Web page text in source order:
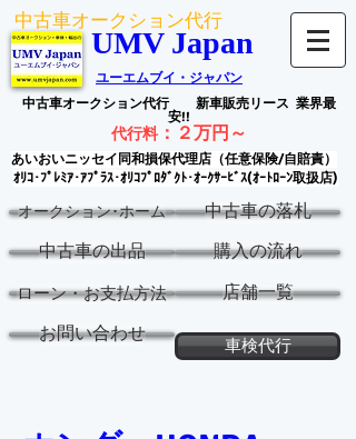
中古車オークション代行
UMV Japan
ユーエムブイ・ジャパン
中古車オークション代行 新車販売リース 業界最
安!!
代行料： ２万円～
あいおいニッセイ同和損保代理店（任意保険/自賠責）
ｵﾘｺ･ﾌﾟﾚﾐｱ･ｱﾌﾟﾗｽ･ｵﾘｺﾌﾟﾛﾀﾞｸﾄ･ｵｰｸｻｰﾋﾞｽ(ｵｰﾄﾛｰﾝ取扱店)
オークション･ホーム 中古車の落札
中古車の出品 購入の流れ
ローン・お支払方法 店舗一覧
お問い合わせ
車検代行